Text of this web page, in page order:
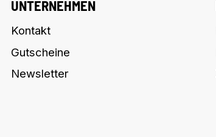
UNTERNEHMEN
Kontakt
Gutscheine
Newsletter